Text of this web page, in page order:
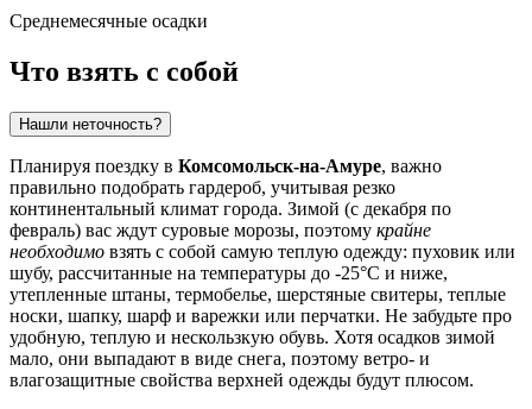
Среднемесячные осадки
Что взять с собой
Нашли неточность?
Планируя поездку в Комсомольск-на-Амуре, важно
правильно подобрать гардероб, учитывая резко
континентальный климат города. Зимой (с декабря по
февраль) вас ждут суровые морозы, поэтому крайне
необходимо взять с собой самую теплую одежду: пуховик или
шубу, рассчитанные на температуры до -25°C и ниже,
утепленные штаны, термобелье, шерстяные свитеры, теплые
носки, шапку, шарф и варежки или перчатки. Не забудьте про
удобную, теплую и нескользкую обувь. Хотя осадков зимой
мало, они выпадают в виде снега, поэтому ветро- и
влагозащитные свойства верхней одежды будут плюсом.